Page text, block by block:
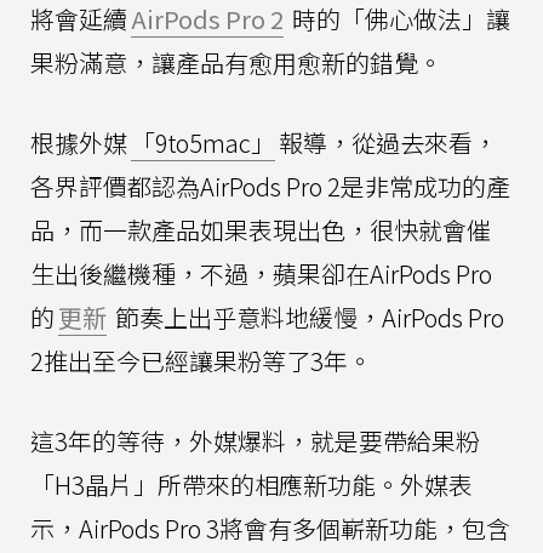
將會延續AirPods Pro 2 時的「佛心做法」讓
果粉滿意，讓產品有愈用愈新的錯覺。
根據外媒 「9to5mac」 報導，從過去來看，
各界評價都認為AirPods Pro 2是非常成功的產
品，而一款產品如果表現出色，很快就會催
生出後繼機種，不過，蘋果卻在AirPods Pro
的更新 節奏上出乎意料地緩慢，AirPods Pro
2推出至今已經讓果粉等了3年。
這3年的等待，外媒爆料，就是要帶給果粉
「H3晶片」所帶來的相應新功能。外媒表
示，AirPods Pro 3將會有多個嶄新功能，包含